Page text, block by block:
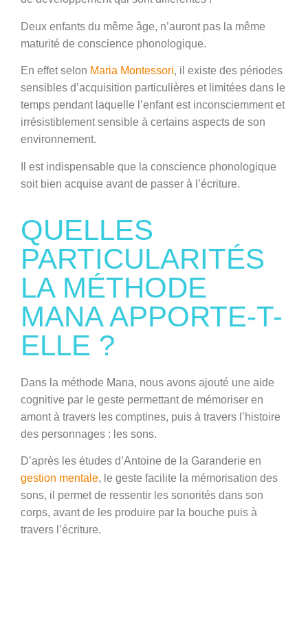
Deux enfants du même âge, n’auront pas la même
maturité de conscience phonologique.
En effet selon Maria Montessori, il existe des périodes
sensibles d’acquisition particulières et limitées dans le
temps pendant laquelle l’enfant est inconsciemment et
irrésistiblementsensible à certains aspects de son
environnement.
Il est indispensable que la conscience phonologique
soit bien acquise avant de passer à l’écriture.
QUELLES
PARTICULARITÉS
LA MÉTHODE
MANA APPORTE-T-
ELLE ?
Dans la méthode Mana, nous avons ajouté une aide
cognitive par le geste permettant de mémoriser en
amont à travers les comptines, puis à travers l’histoire
des personnages : les sons.
D’après les études d’Antoine de la Garanderie en
gestion mentale, le geste facilite la mémorisation des
sons, il permet de ressentir les sonorités dans son
corps, avant de les produire par la bouche puis à
travers l’écriture.